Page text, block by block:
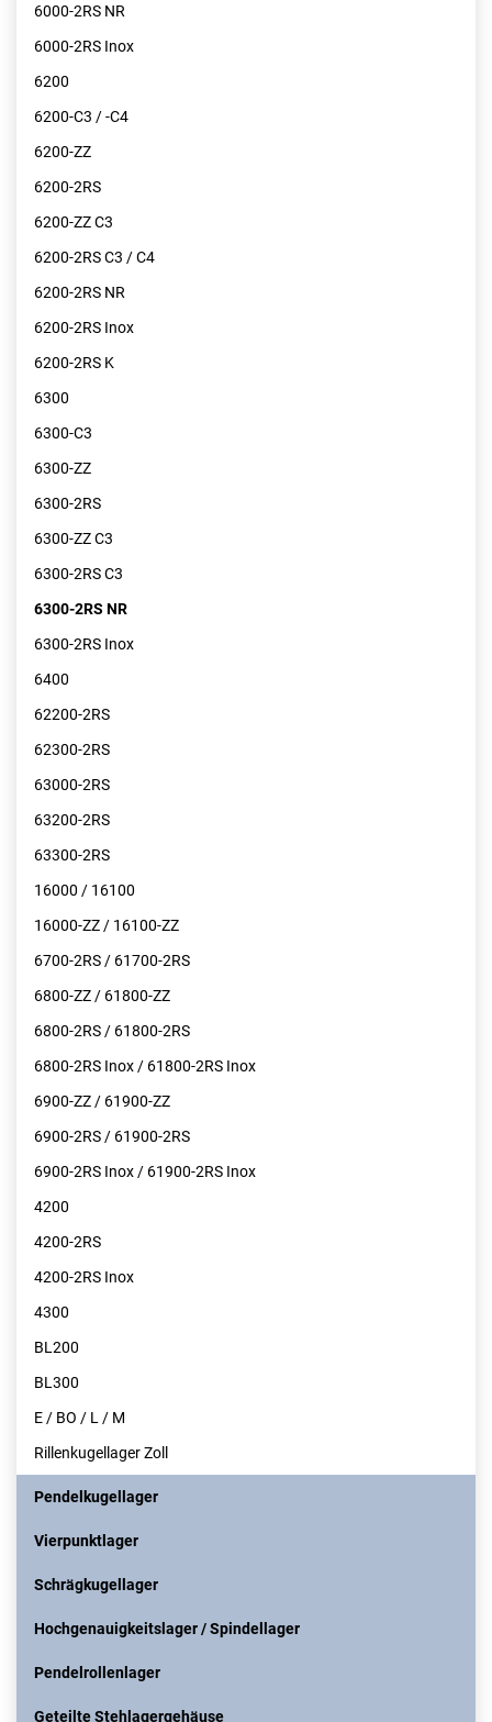
6000-2RS NR
6000-2RS Inox
6200
6200-C3 / -C4
6200-ZZ
6200-2RS
6200-ZZ C3
6200-2RS C3 / C4
6200-2RS NR
6200-2RS Inox
6200-2RS K
6300
6300-C3
6300-ZZ
6300-2RS
6300-ZZ C3
6300-2RS C3
6300-2RS NR
6300-2RS Inox
6400
62200-2RS
62300-2RS
63000-2RS
63200-2RS
63300-2RS
16000 / 16100
16000-ZZ / 16100-ZZ
6700-2RS / 61700-2RS
6800-ZZ / 61800-ZZ
6800-2RS / 61800-2RS
6800-2RS Inox / 61800-2RS Inox
6900-ZZ / 61900-ZZ
6900-2RS / 61900-2RS
6900-2RS Inox / 61900-2RS Inox
4200
4200-2RS
4200-2RS Inox
4300
BL200
BL300
E / BO / L / M
Rillenkugellager Zoll
Pendelkugellager
Vierpunktlager
Schrägkugellager
Hochgenauigkeitslager / Spindellager
Pendelrollenlager
Geteilte Stehlagergehäuse